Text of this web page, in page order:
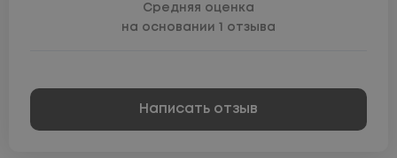
Средняя оценка
на основании 1 отзыва
Написать отзыв